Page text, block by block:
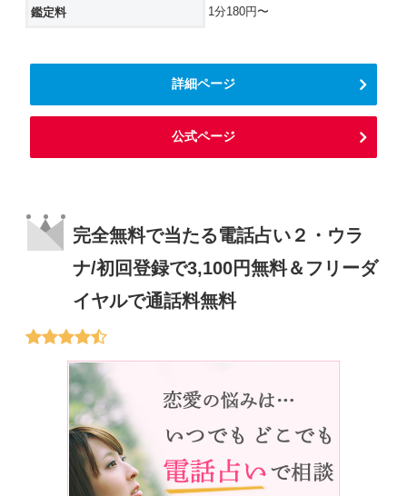
鑑定料 1分180円〜
詳細ページ
公式ページ
完全無料で当たる電話占い２・ウラ
ナ/初回登録で3,100円無料＆フリーダ
イヤルで通話料無料